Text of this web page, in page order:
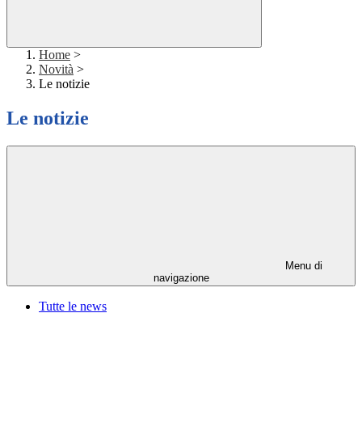
Home >
Novità >
Le notizie
Le notizie
Menu di
navigazione
Tutte le news